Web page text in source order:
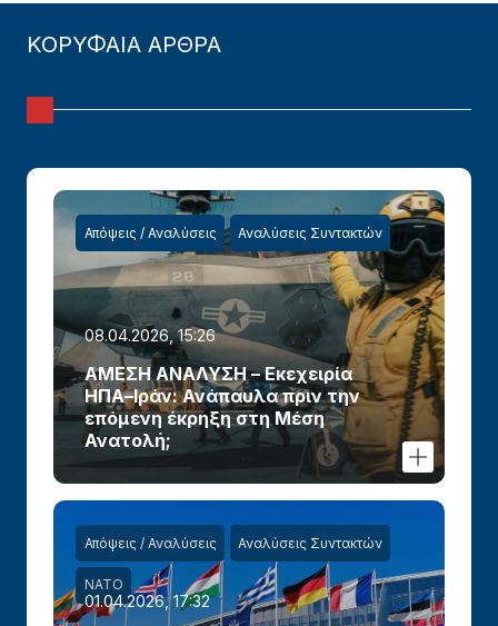
ΚΟΡΥΦΑΙΑ ΑΡΘΡΑ
Απόψεις / Αναλύσεις Αναλύσεις Συντακτών
08.04.2026, 15:26
ΑΜΕΣΗ ΑΝΑΛΥΣΗ – Εκεχειρία
ΗΠΑ–Ιράν: Ανάπαυλα πριν την
επόμενη έκρηξη στη Μέση
Ανατολή;
Απόψεις / Αναλύσεις Αναλύσεις Συντακτών
ΝΑΤΟ
01.04.2026, 17:32